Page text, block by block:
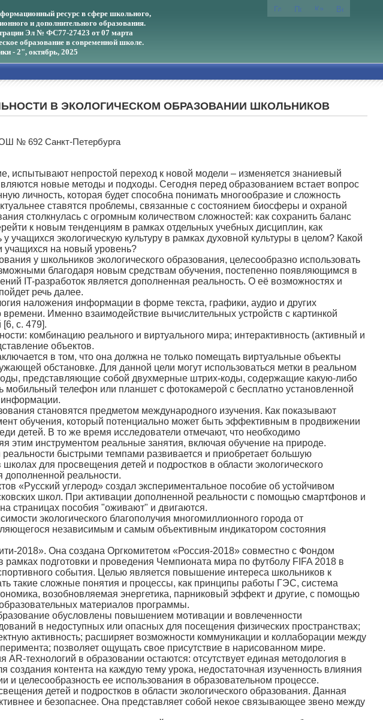
ресурс в сфере школьного,
и дополнительного образования.
Эл № ФС77-27423 от 07 марта
образование в современной школе.
- 2", октябрь, 2025
В ЭКОЛОГИЧЕСКОМ ОБРАЗОВАНИИ ШКОЛЬНИКОВ
№ 692 Санкт-Петербурга
непростой переход к новой модели – изменяется знаниевый
новые методы и подходы. Сегодня перед образованием встает вопрос
личность, которая будет способна понимать многообразие и сложность
ставятся проблемы, связанные с состоянием биосферы и охраной
столкнулась с огромным количеством сложностей: как сохранить баланс
к новым тенденциям в рамках отдельных учебных дисциплин, как
учащихся экологическую культуру в рамках духовной культуры в целом? Какой
учащихся на новый уровень?
у школьников экологического образования, целесообразно использовать
благодаря новым средствам обучения, постепенно появляющимся в
IT-разработок является дополненная реальность. О её возможностях и
речь далее.
наложения информации в форме текста, графики, аудио и других
Именно взаимодействие вычислительных устройств с картинкой
с. 479].
комбинацию реального и виртуального мира; интерактивность (активный и
объектов.
в том, что она должна не только помещать виртуальные объекты
обстановке. Для данной цели могут использоваться метки в реальном
представляющие собой двухмерные штрих-коды, содержащие какую-либо
телефон или планшет с фотокамерой с бесплатно установленной
информации.
становятся предметом международного изучения. Как показывают
обучения, который потенциально может быть эффективным в продвижении
детей. В то же время исследователи отмечают, что необходимо
этим инструментом реальные занятия, включая обучение на природе.
быстрыми темпами развивается и приобретает большую
для просвещения детей и подростков в области экологического
реальности.
«Русский углерод» создал экспериментальное пособие об устойчивом
школ. При активации дополненной реальности с помощью смартфонов и
страницах пособия "оживают" и двигаются.
экологического благополучия многомиллионного города от
независимым и самым объективным индикатором состояния
2018». Она создана Оргкомитетом «Россия-2018» совместно с Фондом
рамках подготовки и проведения Чемпионата мира по футболу FIFA 2018 в
события. Целью является повышение интереса школьников к
такие сложные понятия и процессы, как принципы работы ГЭС, система
возобновляемая энергетика, парниковый эффект и другие, с помощью
материалов программы.
обусловлены повышением мотивации и вовлеченности
в недоступных или опасных для посещения физических пространствах;
активность; расширяет возможности коммуникации и коллаборации между
позволяет ощущать свое присутствие в нарисованном мире.
технологий в образовании остаются: отсутствует единая методология в
контента на каждую тему урока, недостаточная изученность влияния
и целесообразность ее использования в образовательном процессе.
детей и подростков в области экологического образования. Данная
и безопаснее. Она представляет собой некое связывающее звено между